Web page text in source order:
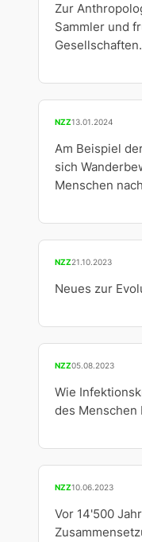
Zur
Sammler und
Gesellschaften.
NZZ13.01.2024
Am Beispiel
sich
Menschen
NZZ21.10.2023
Neues zur
NZZ05.08.2023
Wie
des Menschen
NZZ10.06.2023
Vor 14'500